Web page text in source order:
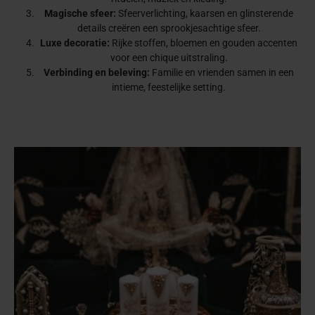
Magische sfeer: Sfeerverlichting, kaarsen en glinsterende
details creëren een sprookjesachtige sfeer.
Luxe decoratie: Rijke stoffen, bloemen en gouden accenten
voor een chique uitstraling.
Verbinding en beleving: Familie en vrienden samen in een
intieme, feestelijke setting.